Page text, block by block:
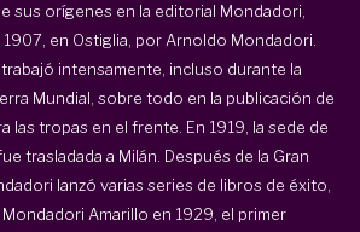
sus orígenes en la editorial Mondadori,
en Ostiglia, por Arnoldo Mondadori.
intensamente, incluso durante la
Mundial, sobre todo en la publicación de
las tropas en el frente. En 1919, la sede de
trasladada a Milán. Después de la Gran
lanzó varias series de libros de éxito,
Amarillo en 1929, el primer